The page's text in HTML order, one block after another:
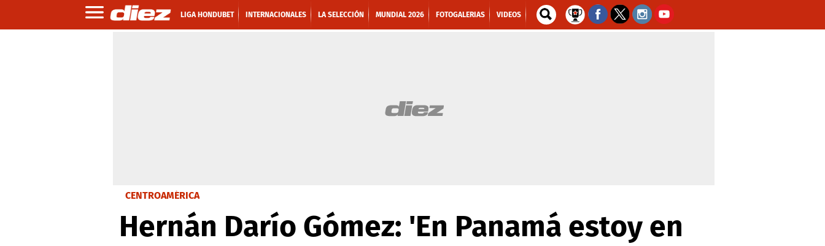
LIGA HONDUBET INTERNACIONALES LA SELECCIÓN MUNDIAL 2026 FOTOGALERIAS VIDEOS
CENTROAMÉRICA
Hernán Darío Gómez: 'En Panamá estoy en